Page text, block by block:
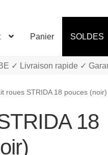
Panier SOLDES
✓ Livraison rapide ✓
roues STRIDA 18 pouces (noir)
18